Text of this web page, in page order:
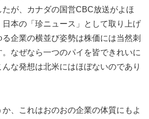
たが、カナダの国営CBC放送がよほ
日本の「珍ニュース」として取り上げ
企業の横並び姿勢は株価には当然刺
なぜなら一つのパイを皆できれいに
な発想は北米にはほぼないのであり
、これはおのおの企業の体質にもよ